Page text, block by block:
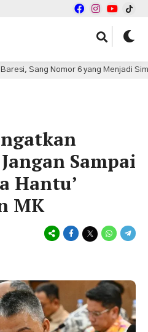
Sang Nomor 6 yang Menjadi Simbol
Sampai
Hantu’
MK